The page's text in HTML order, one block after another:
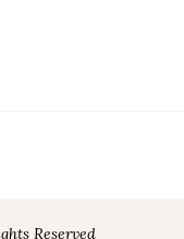
Reserved